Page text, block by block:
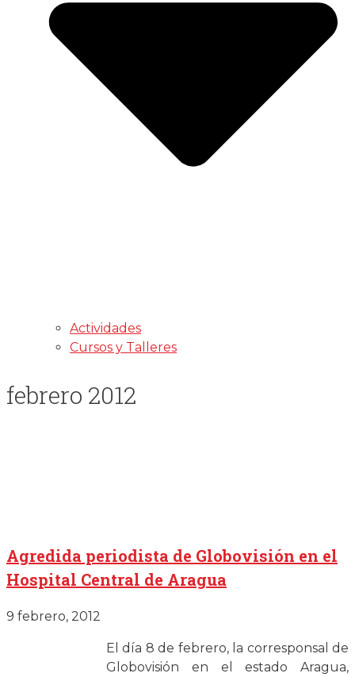
Actividades
Cursos y Talleres
febrero 2012
Agredida periodista de Globovisión en el
Hospital Central de Aragua
9 febrero, 2012
El día 8 de febrero, la corresponsal de
Globovisión en el estado Aragua,